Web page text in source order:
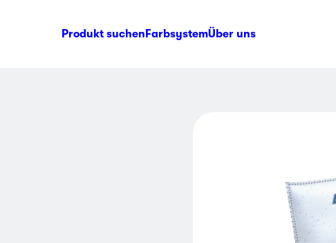
Produkt suchen FarbsystemÜber uns